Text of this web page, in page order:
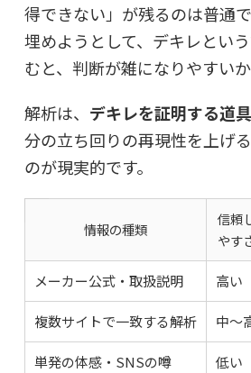
得できない」が残るのは普通
埋めようとして、デキレとい
むと、判断が雑になりやすいか
解析は、 デキレを証明する道具
分の立ち回りの再現性を上げ
のが現実的です。
情報の種類
信頼
やす
メーカー公式・取扱説明 高い
複数サイトで一致する解析 中〜
単発の体感・SNSの噂 低い